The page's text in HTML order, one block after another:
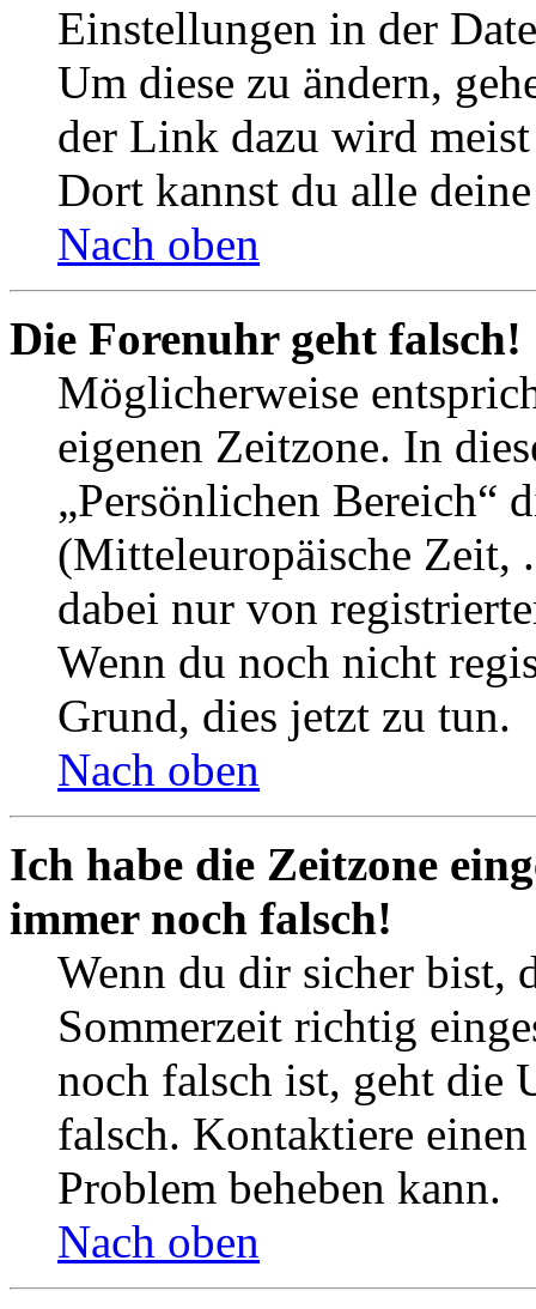
Einstellungen in der
Um diese zu ändern,
der Link dazu wird
Dort kannst du alle
Nach oben
Die Forenuhr geht falsch!
Möglicherweise
eigenen Zeitzone. In
„Persönlichen Bereich“
(Mitteleuropäische Zeit,
dabei nur von
Wenn du noch nicht
Grund, dies jetzt zu tun.
Nach oben
Ich habe die Zeitzone
immer noch falsch!
Wenn du dir sicher bist,
Sommerzeit richtig
noch falsch ist, geht die
falsch. Kontaktiere
Problem beheben kann.
Nach oben